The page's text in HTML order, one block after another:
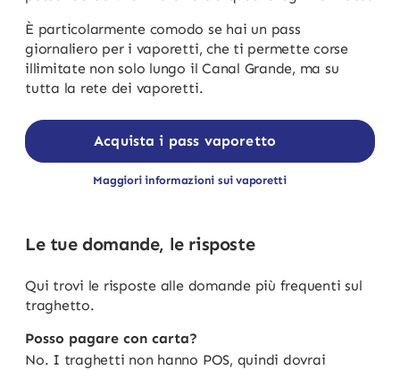
È particolarmente comodo se hai un pass
giornaliero per i vaporetti, che ti permette corse
illimitate non solo lungo il Canal Grande, ma su
tutta la rete dei vaporetti.
Acquista i pass vaporetto
Maggiori informazioni sui vaporetti
Le tue domande, le risposte
Qui trovi le risposte alle domande più frequenti sul
traghetto.
Posso pagare con carta?
No. I traghetti non hanno POS, quindi dovrai